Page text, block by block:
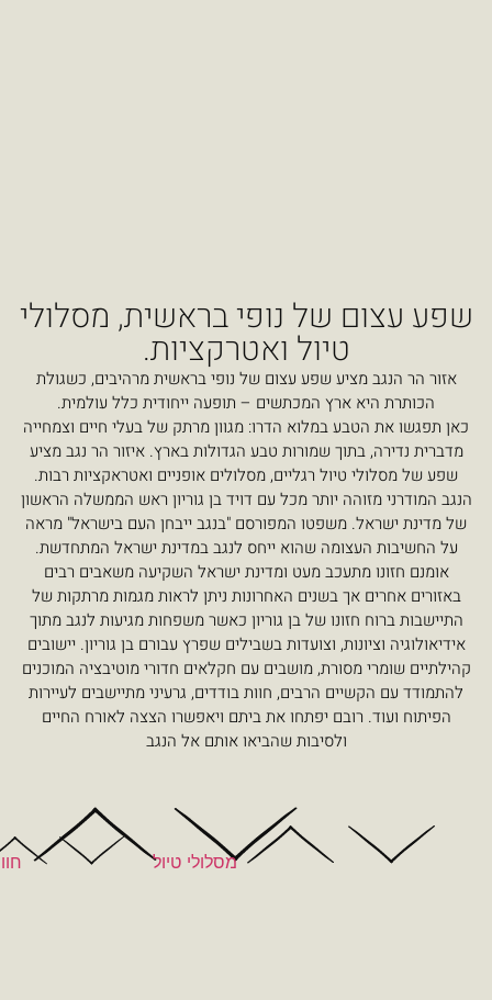
נופי בראשית, מסלולי
ואטרקציות.
עצום של נופי בראשית מרהיבים, כשגולת
– תופעה ייחודית כלל עולמית.
הדרו: מגוון מרתק של בעלי חיים וצמחייה
טבע הגדולות בארץ. איזור הר נגב מציע
מסלולים אופניים ואטראקציות רבות.
מכל עם דויד בן גוריון ראש הממשלה הראשון
המפורסם "בנגב ייבחן העם בישראל" מראה
שהוא ייחס לנגב במדינת ישראל המתחדשת.
מעט ומדינת ישראל השקיעה משאבים רבים
האחרונות ניתן לראות מגמות מרתקות של
בן גוריון כאשר משפחות מגיעות לנגב מתוך
בשבילים שפרץ עבורם בן גוריון. יישובים
מושבים עם חקלאים חדורי מוטיבציה המוכנים
חוות בודדים, גרעיני מתיישבים לעיירות
את ביתם ויאפשרו הצצה לאורח החיים
שהביאו אותם אל הנגב
מסלולי טיול חוויות ואטרקציות
מסעדות